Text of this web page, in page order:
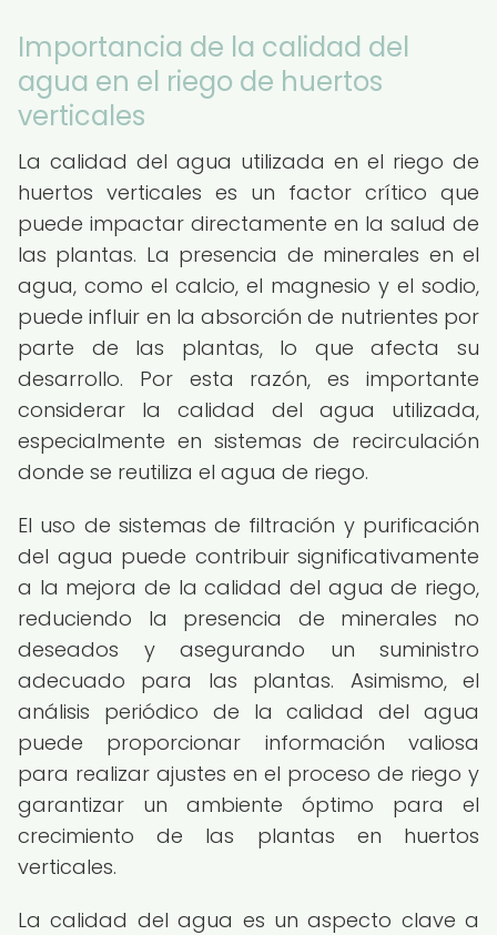
Importancia de la calidad del
agua en el riego de huertos
verticales
La calidad del agua utilizada en el riego de
huertos verticales es un factor crítico que
puede impactar directamente en la salud de
las plantas. La presencia de minerales en el
agua, como el calcio, el magnesio y el sodio,
puede influir en la absorción de nutrientes por
parte de las plantas, lo que afecta su
desarrollo. Por esta razón, es importante
considerar la calidad del agua utilizada,
especialmente en sistemas de recirculación
donde se reutiliza el agua de riego.
El uso de sistemas de filtración y purificación
del agua puede contribuir significativamente
a la mejora de la calidad del agua de riego,
reduciendo la presencia de minerales no
deseados y asegurando un suministro
adecuado para las plantas. Asimismo, el
análisis periódico de la calidad del agua
puede proporcionar información valiosa
para realizar ajustes en el proceso de riego y
garantizar un ambiente óptimo para el
crecimiento de las plantas en huertos
verticales.
La calidad del agua es un aspecto clave a